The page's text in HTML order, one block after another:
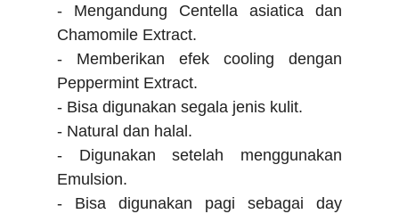
- Mengandung Centella asiatica dan
Chamomile Extract.
- Memberikan efek cooling dengan
Peppermint Extract.
- Bisa digunakan segala jenis kulit.
- Natural dan halal.
- Digunakan setelah menggunakan
Emulsion.
- Bisa digunakan pagi sebagai day